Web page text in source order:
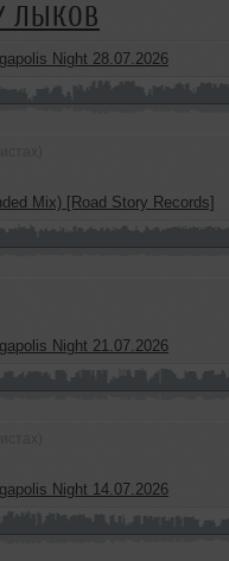
/ ЛЫКОВ
Night 28.07.2026
Mix) [Road Story Records]
Night 21.07.2026
Night 14.07.2026